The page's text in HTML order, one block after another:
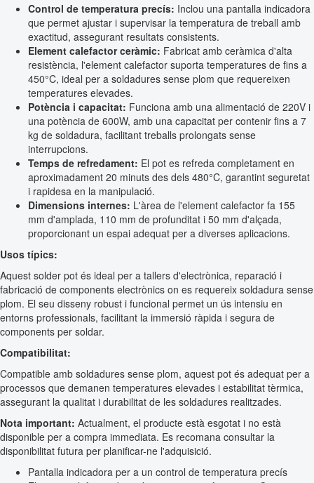
Control de temperatura precís: Inclou una pantalla indicadora
que permet ajustar i supervisar la temperatura de treball amb
exactitud, assegurant resultats consistents.
Element calefactor ceràmic: Fabricat amb ceràmica d'alta
resistència, l'element calefactor suporta temperatures de fins a
450°C, ideal per a soldadures sense plom que requereixen
temperatures elevades.
Potència i capacitat: Funciona amb una alimentació de 220V i
una potència de 600W, amb una capacitat per contenir fins a 7
kg de soldadura, facilitant treballs prolongats sense
interrupcions.
Temps de refredament: El pot es refreda completament en
aproximadament 20 minuts des dels 480°C, garantint seguretat
i rapidesa en la manipulació.
Dimensions internes: L'àrea de l'element calefactor fa 155
mm d'amplada, 110 mm de profunditat i 50 mm d'alçada,
proporcionant un espai adequat per a diverses aplicacions.
Usos típics:
Aquest solder pot és ideal per a tallers d'electrònica, reparació i
fabricació de components electrònics on es requereix soldadura sense
plom. El seu disseny robust i funcional permet un ús intensiu en
entorns professionals, facilitant la immersió ràpida i segura de
components per soldar.
Compatibilitat:
Compatible amb soldadures sense plom, aquest pot és adequat per a
processos que demanen temperatures elevades i estabilitat tèrmica,
assegurant la qualitat i durabilitat de les soldadures realitzades.
Nota important: Actualment, el producte està esgotat i no està
disponible per a compra immediata. Es recomana consultar la
disponibilitat futura per planificar-ne l'adquisició.
Pantalla indicadora per a un control de temperatura precís